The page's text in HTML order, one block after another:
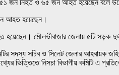
৫১ জন নিহত ও ৬৫ জন আহত হয়েছেন বলে
আহত হয়েছেন।
হয়েছেন। মৌলভীবাজার জেলায় ৫টি
সদস্য সচিব ও সিলেট জেলার
ভিত্তিতে নিসচা বিভাগীয় কমিটি এ